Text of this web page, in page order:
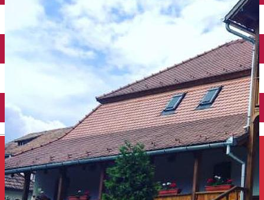
English
Închirieri auto
Închirieri de biciclete